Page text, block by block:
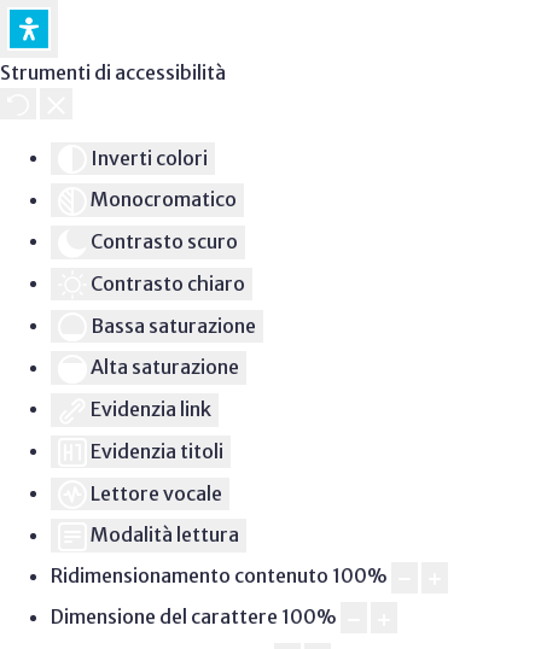
Strumenti di accessibilità
Inverti colori
Monocromatico
Contrasto scuro
Contrasto chiaro
Bassa saturazione
Alta saturazione
Evidenzia link
Evidenzia titoli
Lettore vocale
Modalità lettura
Ridimensionamento contenuto 100%
Dimensione del carattere 100%